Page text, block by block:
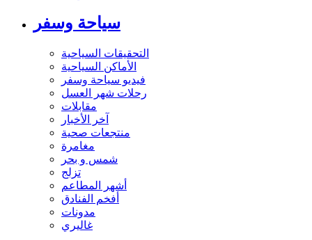
سياحة وسفر
التحقيقات السياحية
الأماكن السياحية
فيديو سياحة وسفر
رحلات شهر العسل
مقابلات
آخر الأخبار
منتجعات صحية
مغامرة
شمس و بحر
تزلج
أشهر المطاعم
أفخم الفنادق
مدونات
غاليري